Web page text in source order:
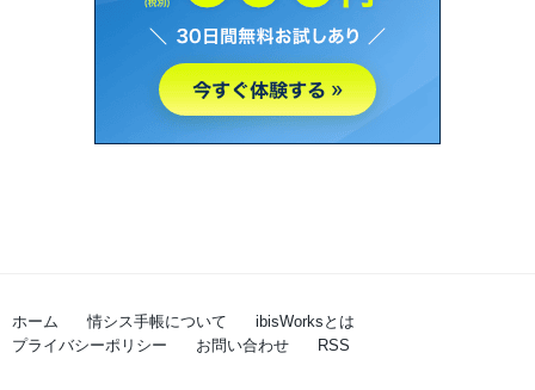
ホーム 情シス手帳について
ibisWorksとは
プライバシーポリシー
お問い合わせ RSS